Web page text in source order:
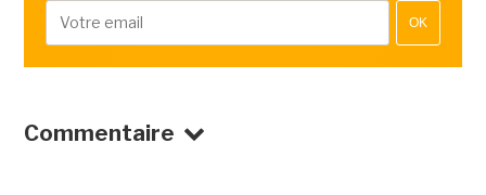
OK
Commentaire